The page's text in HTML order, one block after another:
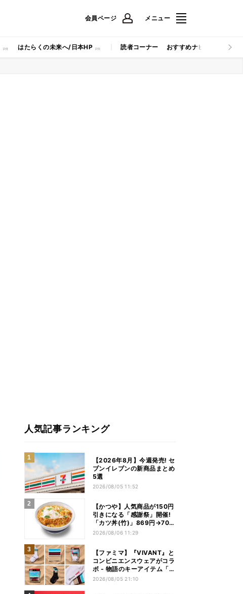
会員ページ メニュー
はたらくの未来へ/日本HP 読者コーナー おすすめナビ マイナビ
人気記事ランキング
【2026年8月】今週発売! セ
ブンイレブンの新商品まとめ
5選
2026/08/05 11:52
【かつや】人気商品が150円
引きになる「感謝祭」開催!
「カツ丼(竹)」869円→704
円、「ロースカツ定食」913
2026/08/06 11:29
【ファミマ】『VIVANT』と
コンビニエンスウェアがコラ
ボ - 物語のキーアイテム「別
班饅頭」も発売
2026/08/05 21:10